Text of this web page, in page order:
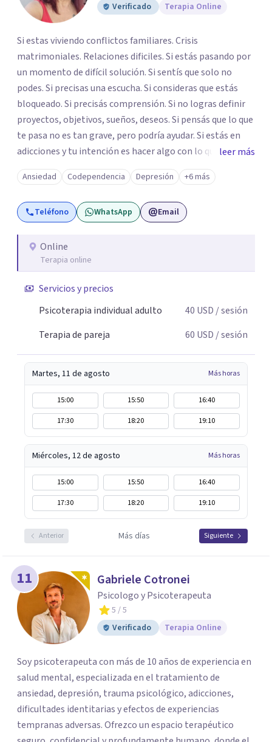
Verificado
Terapia Online
Si estas viviendo conflictos familiares. Crisis
matrimoniales. Relaciones dificiles. Si estás pasando por
un momento de difícil solución. Si sentís que solo no
podes. Si precisas una escucha. Si consideras que estás
bloqueado. Si precisás comprensión. Si no logras definir
proyectos, objetivos, sueños, deseos. Si pensás que lo que
te pasa no es tan grave, pero podría ayudar. Si estás en
adicciones y tu intención es hacer algo con lo que te está
pasando. No dudes en comunicarte a fin de comenzar a
resolver la situación que está generando esa angustia.
leer más
Ansiedad Codependencia Depresión +6 más
Teléfono WhatsApp Email
Online
Terapia online
Servicios y precios
Psicoterapia individual adulto
40 USD / sesión
Terapia de pareja
60 USD / sesión
Martes, 11 de agosto Más horas
15:00 15:50
16:40
17:30
18:20 19:10
Miércoles, 12 de agosto Más horas
15:00 15:50
16:40
17:30
18:20 19:10
Anterior Más días Siguiente
11 Gabriele Cotronei
Psicologo y Psicoterapeuta
5 / 5
Verificado
Terapia Online
Soy psicoterapeuta con más de 10 años de experiencia en
salud mental, especializada en el tratamiento de
ansiedad, depresión, trauma psicológico, adicciones,
dificultades identitarias y efectos de experiencias
tempranas adversas. Ofrezco un espacio terapéutico